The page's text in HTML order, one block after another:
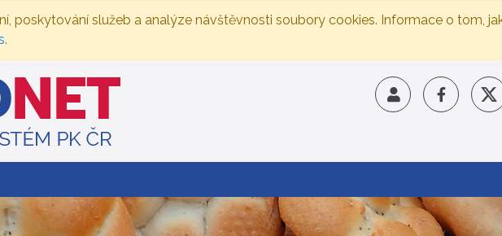
poskytování služeb a analýze návštěvnosti soubory cookies. Informace o tom,
.